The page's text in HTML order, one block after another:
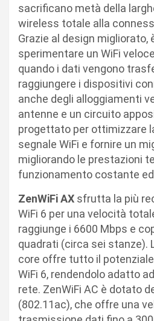
sacrificano metà della
wireless totale alla
Grazie al design migliorato,
sperimentare un WiFi
quando i dati vengono
raggiungere i dispositivi
anche degli alloggiamenti
antenne e un circuito
progettato per ottimizzare
segnale WiFi e fornire un
migliorando le prestazioni
funzionamento costante
ZenWiFi AX sfrutta la più
WiFi 6 per una velocità
raggiunge i 6600 Mbps e
quadrati (circa sei stanze).
core offre tutto il
WiFi 6, rendendolo adatto
rete. ZenWiFi AC è dotato
(802.11ac), che offre una